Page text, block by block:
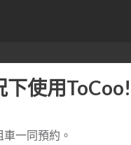
使用ToCoo!
一同預約。